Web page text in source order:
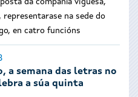
da compañía viguesa,
na sede do
en catro funcións
a semana das letras no
a súa quinta